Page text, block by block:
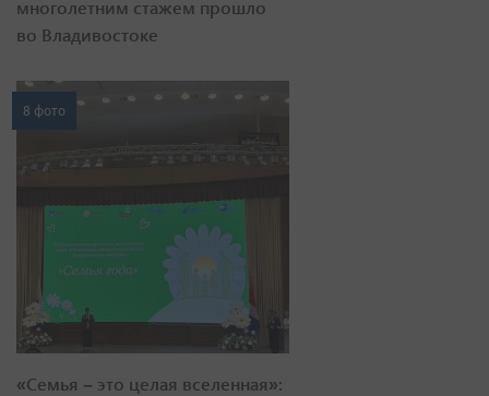
многолетним стажем прошло
во Владивостоке
8 фото
«Семья – это целая вселенная»: